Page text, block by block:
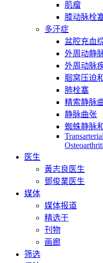
肌瘤
膝动脉栓
多汗症
盆腔充血
外周动静
外周动脉
腘窝压迫
肺栓塞
精索静脉
静脉曲张
蜘蛛静脉
医生
黃志良医生
鄧俊業医生
媒体
媒体报道
精选于
刊物
画廊
筛选